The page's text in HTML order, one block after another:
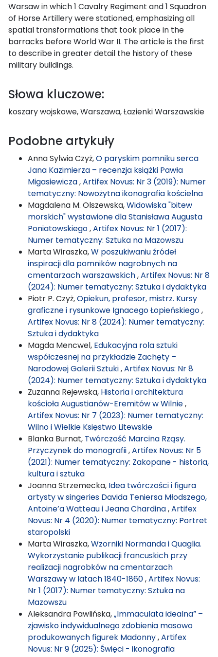
Warsaw in which 1 Cavalry Regiment and 1 Squadron
of Horse Artillery were stationed, emphasizing all
spatial transformations that took place in the
barracks before World War II. The article is the first
to describe in greater detail the history of these
military buildings.
Słowa kluczowe:
koszary wojskowe, Warszawa, Łazienki Warszawskie
Podobne artykuły
Anna Sylwia Czyż,O paryskim pomniku serca
Jana Kazimierza – recenzja książki Pawła
Migasiewicza,Artifex Novus: Nr 3 (2019): Numer
tematyczny: Nowożytna ikonografia kościelna
Magdalena M. Olszewska,Widowiska "bitew
morskich" wystawione dla Stanisława Augusta
Poniatowskiego,Artifex Novus: Nr 1 (2017):
Numer tematyczny: Sztuka na Mazowszu
Marta Wiraszka,W poszukiwaniu źródeł
inspiracji dla pomników nagrobnych na
cmentarzach warszawskich,Artifex Novus: Nr 8
(2024): Numer tematyczny: Sztuka i dydaktyka
Piotr P. Czyż,Opiekun, profesor, mistrz. Kursy
graficzne i rysunkowe Ignacego Łopieńskiego,
Artifex Novus: Nr 8 (2024): Numer tematyczny:
Sztuka i dydaktyka
Magda Mencwel, Edukacyjna rola sztuki
współczesnej na przykładzie Zachęty –
Narodowej Galerii Sztuki,Artifex Novus: Nr 8
(2024): Numer tematyczny: Sztuka i dydaktyka
Zuzanna Rejewska, Historia i architektura
kościoła Augustianów-Eremitów w Wilnie,
Artifex Novus: Nr 7 (2023): Numer tematyczny:
Wilno i Wielkie Księstwo Litewskie
Blanka Burnat, Twórczość Marcina Rząsy.
Przyczynek do monografii,Artifex Novus: Nr 5
(2021): Numer tematyczny: Zakopane - historia,
kultura i sztuka
Joanna Strzemecka, Idea twórczości i figura
artysty w singeries Davida Teniersa Młodszego,
Antoine’a Watteau i Jeana Chardina,Artifex
Novus: Nr 4 (2020): Numer tematyczny: Portret
staropolski
Marta Wiraszka,Wzorniki Normanda i Quaglia.
Wykorzystanie publikacji francuskich przy
realizacji nagrobków na cmentarzach
Warszawy w latach 1840-1860,Artifex Novus:
Nr 1 (2017): Numer tematyczny: Sztuka na
Mazowszu
Aleksandra Pawlińska,„Immaculata idealna” –
zjawisko indywidualnego zdobienia masowo
produkowanych figurek Madonny,Artifex
Novus: Nr 9 (2025): Święci - ikonografia